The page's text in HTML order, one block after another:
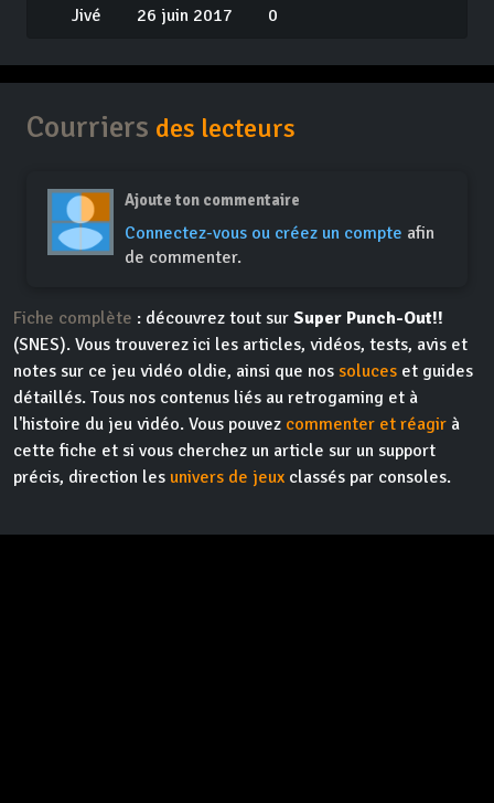
Jivé 26 juin 2017 0
Courriers des lecteurs
Ajoute ton commentaire
Connectez-vous ou créez un compte afin
de commenter.
Fiche complète : découvrez tout sur Super Punch-Out!!
(SNES). Vous trouverez ici les articles, vidéos, tests, avis et
notes sur ce jeu vidéo oldie, ainsi que nos soluces et guides
détaillés. Tous nos contenus liés au retrogaming et à
l'histoire du jeu vidéo. Vous pouvez commenter et réagir à
cette fiche et si vous cherchez un article sur un support
précis, direction les univers de jeux classés par consoles.